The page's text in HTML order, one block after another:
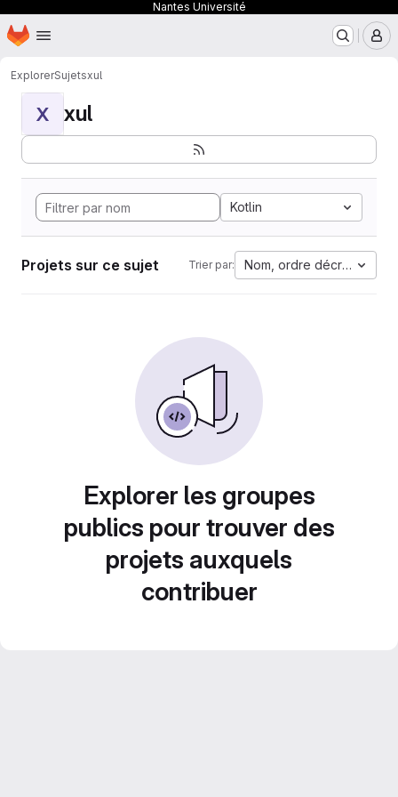
Nantes Université
Passer au contenu principal
Page d'accueil
ExplorerSujetsxul
X xul
Kotlin
Projets sur ce sujet Trier par: Nom, ordre décroissant
Explorer les groupes
publics pour trouver des
projets auxquels
contribuer